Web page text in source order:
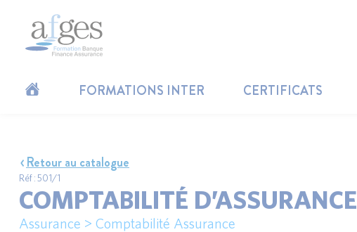
FORMATIONS INTER CERTIFICATS
Retour au catalogue
Réf : 501/1
COMPTABILITÉ D’ASSURANCE
Assurance > Comptabilité Assurance